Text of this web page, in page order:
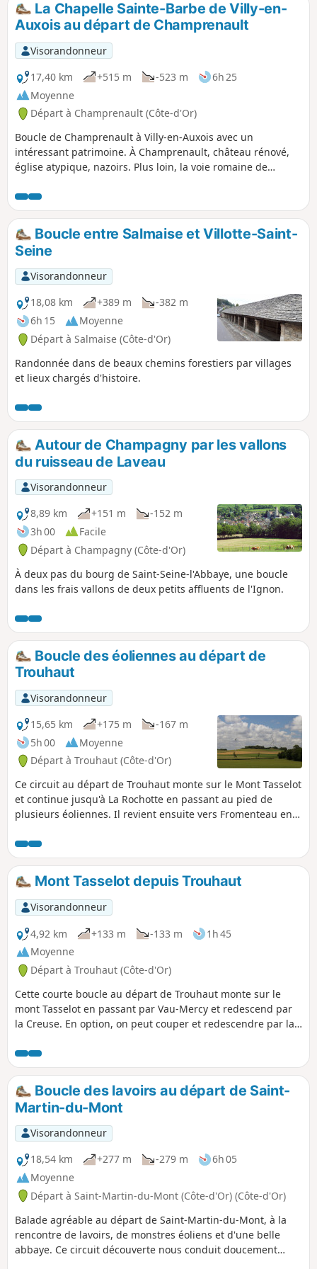
p
La Chapelle Sainte-Barbe de Villy-en-
Auxois au départ de Champrenault
Visorandonneur
17,40 km
+515 m -523 m
6h 25
Moyenne
Départ à Champrenault (Côte-d'Or)
Boucle de Champrenault à Villy-en-Auxois avec un
intéressant patrimoine. À Champrenault, château rénové,
église atypique, nazoirs. Plus loin, la voie romaine de
Barbe et le lavoir.
Boucle entre Salmaise et Villotte-Saint-
Seine
Visorandonneur
18,08 km
+389 m
-382 m
6h 15
Moyenne
Départ à Salmaise (Côte-d'Or)
Randonnée dans de beaux chemins forestiers par villages
et lieux chargés d'histoire.
Autour de Champagny par les vallons
du ruisseau de Laveau
Visorandonneur
8,89 km
+151 m
-152 m
3h 00
Facile
Départ à Champagny (Côte-d'Or)
À deux pas du bourg de Saint-Seine-l'Abbaye, une boucle
dans les frais vallons de deux petits affluents de l'Ignon.
Boucle des éoliennes au départ de
Trouhaut
Visorandonneur
15,65 km
+175 m
-167 m
5h 00
Moyenne
Départ à Trouhaut (Côte-d'Or)
Ce circuit au départ de Trouhaut monte sur le Mont Tasselot
et continue jusqu'à La Rochotte en passant au pied de
plusieurs éoliennes. Il revient ensuite vers Fromenteau en
redescendre sur Trouhaut. N.B. Il est possible également de
faire le circuit des éoliennes sans passer par Trouhaut, par
exemple en démarrant de Fromenteau.
Mont Tasselot depuis Trouhaut
Visorandonneur
4,92 km
+133 m -133 m
1h 45
Moyenne
Départ à Trouhaut (Côte-d'Or)
Cette courte boucle au départ de Trouhaut monte sur le
mont Tasselot en passant par Vau-Mercy et redescend par
la Creuse. En option, on peut couper et redescendre par la
Boucle des lavoirs au départ de Saint-
Martin-du-Mont
Visorandonneur
18,54 km
+277 m -279 m
6h 05
Moyenne
Départ à Saint-Martin-du-Mont (Côte-d'Or) (Côte-d'Or)
Balade agréable au départ de Saint-Martin-du-Mont, à la
rencontre de lavoirs, de monstres éoliens et d'une belle
abbaye. Ce circuit découverte nous conduit doucement